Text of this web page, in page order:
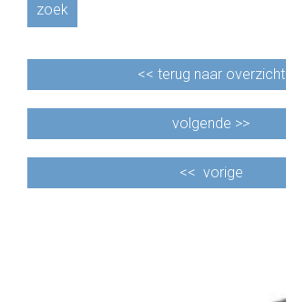
zoek
<< terug naar overzicht
volgende >>
<< vorige